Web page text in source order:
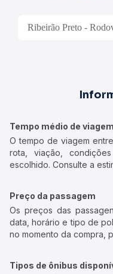
Ribeirão Preto -
Tempo médio de viagem
O tempo de viagem
rota, viação,
escolhido. Consulte a
Preço da passagem
Os preços das
data, horário e tipo de
no momento da compra,
Tipos de ônibus